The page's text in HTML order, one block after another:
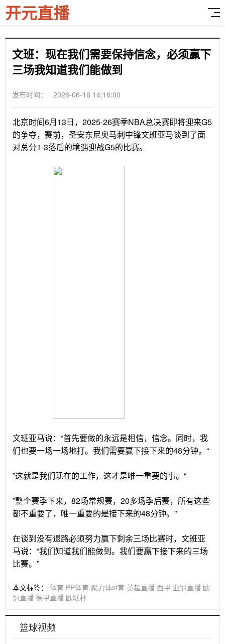
开元直播
文班：现在我们需要保持信念，必须赢下
三场我知道我们能做到
发布时间： 2026-06-16 14:16:00
北京时间6月13日，2025-26赛季NBA总决赛即将迎来G5
的争夺，赛前，圣安东尼奥马刺中锋文班亚马谈到了面
对总分1-3落后的境遇迎战G5的比赛。
文班亚马说：“首先要做的永远是相信，信念。同时，我
们也要一场一场地打。我们需要赢下接下来的48分钟。“
”这就是我们现在的工作，这才是唯一重要的事。“
”整个赛季下来，82场常规赛，20多场季后赛，所有这些
都不重要了，唯一重要的是接下来的48分钟。”
在谈到没有退路必须努力赢下剩余三场比赛时，文班亚
马说：“我们知道我们能做到。我们要赢下接下来的三场
比赛。”
本文标签： 体育 PP体育 聚力体st育 英超直播 西甲 亚冠直播 欧
冠直播 德甲直播 欧联杯
篮球视频